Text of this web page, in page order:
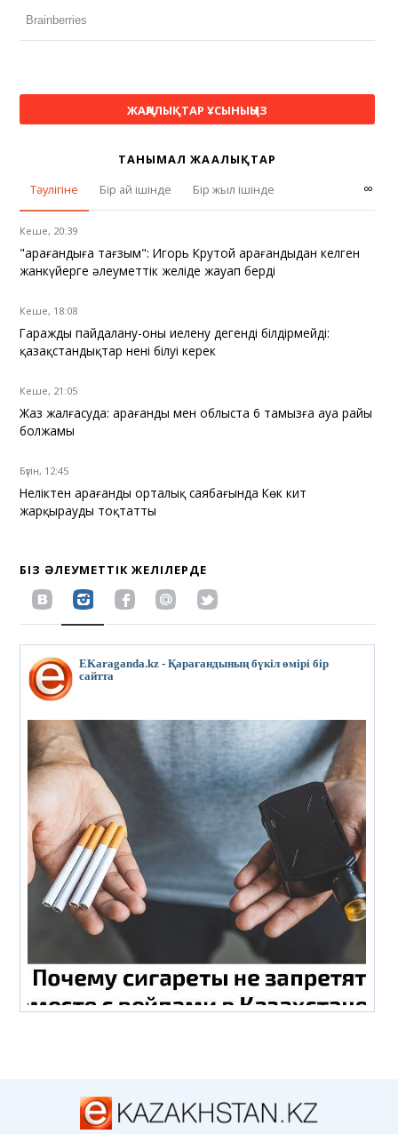
ЖАҢАЛЫҚТАР ҰСЫНЫҢЫЗ
ТАНЫМАЛ ЖАҢАЛЫҚТАР
Тәулігіне
Бір ай ішінде Бір жыл ішінде ∞
Кеше, 20:39
"Қарағандыға тағзым": Игорь Крутой Қарағандыдан келген
жанкүйерге әлеуметтік желіде жауап берді
Кеше, 18:08
Гаражды пайдалану-оны иелену дегенді білдірмейді:
қазақстандықтар нені білуі керек
Кеше, 21:05
Жаз жалғасуда: Қарағанды мен облыста 6 тамызға ауа райы
болжамы
Бүгін, 12:45
Неліктен Қарағанды орталық саябағында Көк кит
жарқырауды тоқтатты
БІЗ ӘЛЕУМЕТТІК ЖЕЛІЛЕРДЕ
EKaraganda.kz - Қарағандының бүкіл өмірі бір
сайтта